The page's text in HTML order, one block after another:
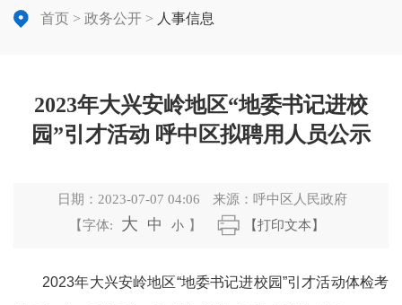
首页 > 政务公开 > 人事信息
2023年大兴安岭地区“地委书记进校
园”引才活动 呼中区拟聘用人员公示
日期： 2023-07-07 04:06 来源： 呼中区人民政府
【字体:
大 中 小 】 【打印文本】
2023年大兴安岭地区“地委书记进校园”引才活动体检考